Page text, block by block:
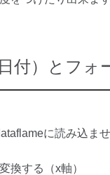
付）とフォ
ataflameに読み込ま
換する（x軸）